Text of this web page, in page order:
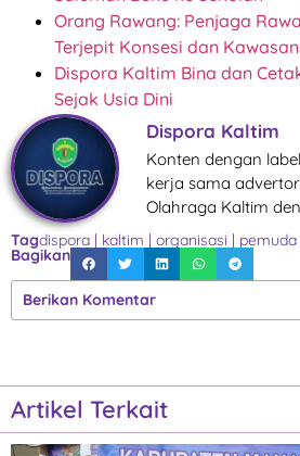
Orang Rawang: Penjaga
Terjepit Konsesi dan
Dispora Kaltim Bina dan
Sejak Usia Dini
Dispora Kaltim
Konten dengan
kerja sama
Olahraga Kaltim
Tagdispora | kaltim | organisasi | pemuda
Bagikan
Berikan Komentar
Artikel Terkait